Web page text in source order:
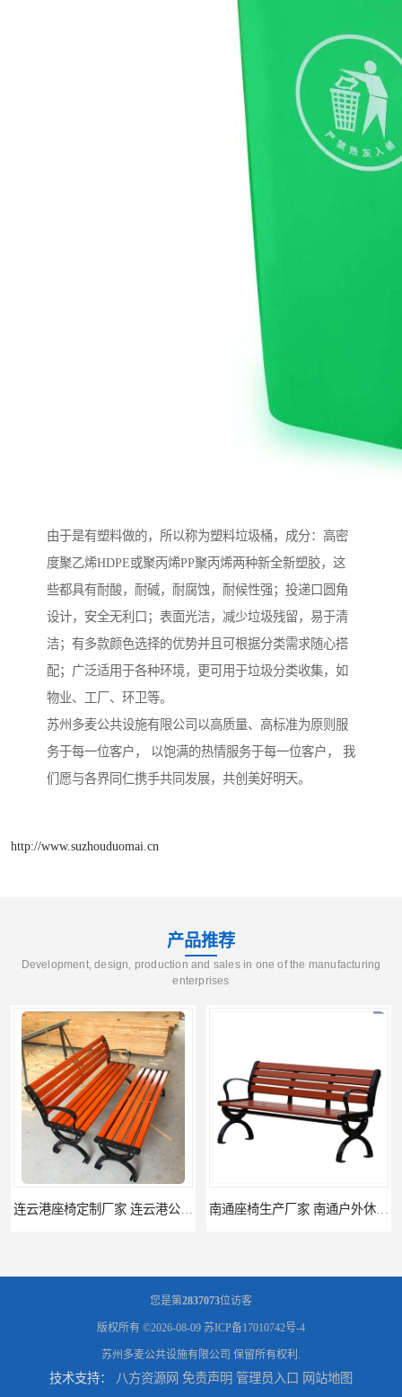
由于是有塑料做的，所以称为塑料垃圾桶，成分：高密
度聚乙烯HDPE或聚丙烯PP聚丙烯两种新全新塑胶，这
些都具有耐酸，耐碱，耐腐蚀，耐候性强；投递口圆角
设计，安全无利口；表面光洁，减少垃圾残留，易于清
洁；有多款颜色选择的优势并且可根据分类需求随心搭
配；广泛适用于各种环境，更可用于垃圾分类收集，如
物业、工厂、环卫等。
苏州多麦公共设施有限公司以高质量、高标准为原则服
务于每一位客户， 以饱满的热情服务于每一位客户， 我
们愿与各界同仁携手共同发展，共创美好明天。
http://www.suzhouduomai.cn
产品推荐
Development, design, production and sales in one of the manufacturing
enterprises
连云港座椅定制厂家 连云港公园座椅制品厂 连云港景区休闲座椅定做价格 南通座椅生产厂家 南通户外休闲椅制品厂 南通公园座椅定制价格
您是第2837073位访客
版权所有 ©2026-08-09 苏ICP备17010742号-4
苏州多麦公共设施有限公司 保留所有权利.
技术支持： 八方资源网 免责声明 管理员入口 网站地图